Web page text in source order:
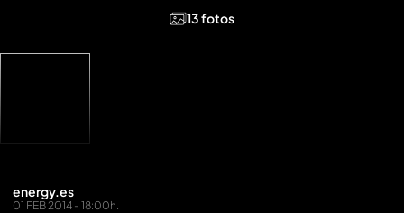
13 fotos
energy.es
01 FEB 2014 - 18:00h.